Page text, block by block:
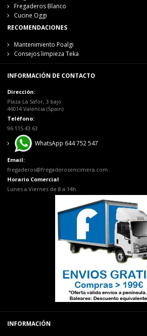
Fregaderos Blanco
Cucine Oggi
RECOMENDACIONES
Mantenimiento Poalgi
Consejos limpieza Teka
INFORMACIÓN DE CONTACTO
Dirección:
Plaza La Safor, 3 bajo
46014 Valencia (Spain)
Teléfono:
96 115 43 63
WhatsApp 644 752 547
Email:
fregaderos@fregaderosencimera.com
Horario Comercial
Lunes a Viernes de 8 a 14h.
INFORMACIÓN